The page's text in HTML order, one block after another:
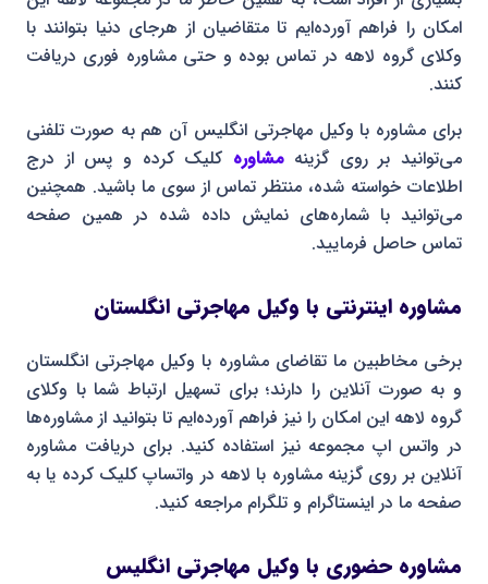
امکان را فراهم آورده‌ایم تا متقاضیان از هرجای دنیا بتوانند با
وکلای گروه لاهه در تماس بوده و حتی مشاوره فوری دریافت
کنند.
برای مشاوره با وکیل مهاجرتی انگلیس آن هم به صورت تلفنی
می‌توانید بر روی گزینهمشاوره کلیک کرده و پس از درج
اطلاعات خواسته شده، منتظر تماس از سوی ما باشید. همچنین
می‌توانید با شماره‌های نمایش داده شده در همین صفحه
تماس حاصل فرمایید.
مشاوره اینترنتی با وکیل مهاجرتی انگلستان
برخی مخاطبین ما تقاضای مشاوره با وکیل مهاجرتی انگلستان
و به صورت آنلاین را دارند؛ برای تسهیل ارتباط شما با وکلای
گروه لاهه این امکان را نیز فراهم آورده‌ایم تا بتوانید از مشاوره‌ها
در واتس اپ مجموعه نیز استفاده کنید. برای دریافت مشاوره
آنلاین بر روی گزینه مشاوره با لاهه در واتساپ کلیک کرده یا به
صفحه ما در اینستاگرام و تلگرام مراجعه کنید.
مشاوره حضوری با وکیل مهاجرتی انگلیس